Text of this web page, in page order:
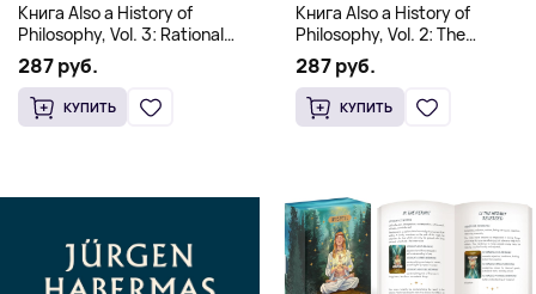
Книга Also a History of
Philosophy, Vol. 3: Rational
Freedom. Traces of the
Discourse on Faith and
Knowledge (Твердый
переплет)
287 руб.
КУПИТЬ
Книга Also a History of
Philosophy, Vol. 2: The
Occidental Constellation of
Faith and Knowledge
(Твердый переплет)
287 руб.
КУПИТЬ